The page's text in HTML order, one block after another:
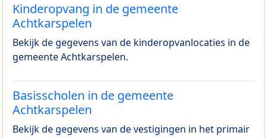
Kinderopvang in de gemeente
Achtkarspelen
Bekijk de gegevens van de kinderopvanlocaties in de
gemeente Achtkarspelen.
Basisscholen in de gemeente
Achtkarspelen
Bekijk de gegevens van de vestigingen in het primair